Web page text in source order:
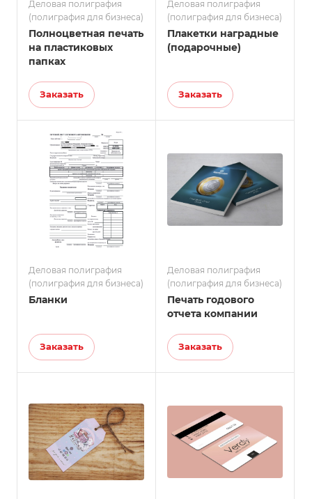
Деловая полиграфия
(полиграфия для бизнеса)
Полноцветная печать
на пластиковых
папках
Заказать
Деловая полиграфия
(полиграфия для бизнеса)
Плакетки наградные
(подарочные)
Заказать
Деловая полиграфия
(полиграфия для бизнеса)
Бланки
Заказать
Деловая полиграфия
(полиграфия для бизнеса)
Печать годового
отчета компании
Заказать